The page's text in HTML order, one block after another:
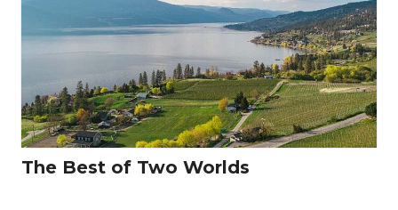
The Best of Two Worlds